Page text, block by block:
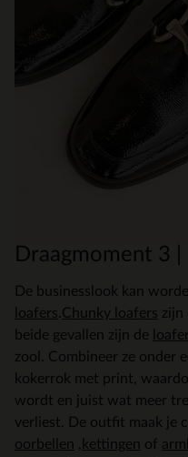
Draagmoment 3 |
De businesslook kan
loafers Chunky loafers zijn
beide gevallen zijn de
zool. Combineer ze onder
kokerrok met print,
wordt en juist wat meer
verliest. De outfit maak je
oorbellen
kettingen of